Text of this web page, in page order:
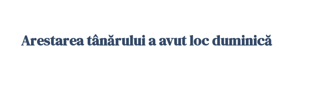
Arestarea tânărului a avut loc duminică